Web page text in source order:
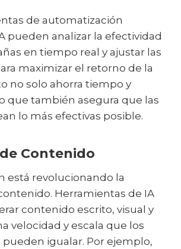
de automatización
pueden analizar la efectividad
en tiempo real y ajustar las
maximizar el retorno de la
no solo ahorra tiempo y
que también asegura que las
lo más efectivas posible.
Contenido
está revolucionando la
Herramientas de IA
contenido escrito, visual y
velocidad y escala que los
igualar. Por ejemplo,